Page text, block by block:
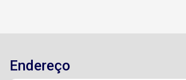
Endereço